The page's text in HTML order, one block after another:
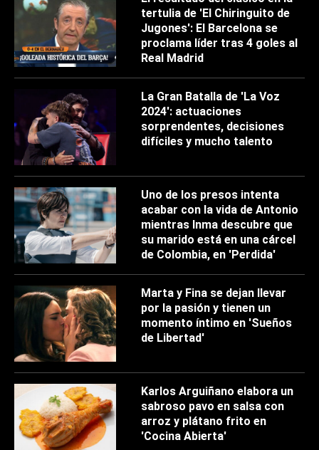
tertulia de 'El Chiringuito de
Jugones': El Barcelona se
proclama líder tras 4 goles al
Real Madrid
La Gran Batalla de 'La Voz
2024': actuaciones
sorprendentes, decisiones
difíciles y mucho talento
Uno de los presos intenta
acabar con la vida de Antonio
mientras Inma descubre que
su marido está en una cárcel
de Colombia, en 'Perdida'
Marta y Fina se dejan llevar
por la pasión y tienen un
momento íntimo en 'Sueños
de Libertad'
Karlos Arguiñano elabora un
sabroso pavo en salsa con
arroz y plátano frito en
'Cocina Abierta'